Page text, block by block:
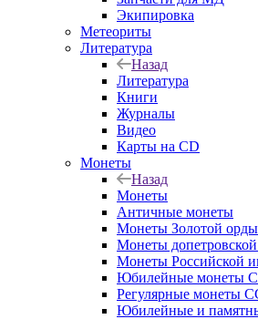
Экипировка
Метеориты
Литература
Назад
Литература
Книги
Журналы
Видео
Карты на CD
Монеты
Назад
Монеты
Античные монеты
Монеты Золотой орды
Монеты
Монеты Российской
Юбилейные монеты
Регулярные монеты
Юбилейные и